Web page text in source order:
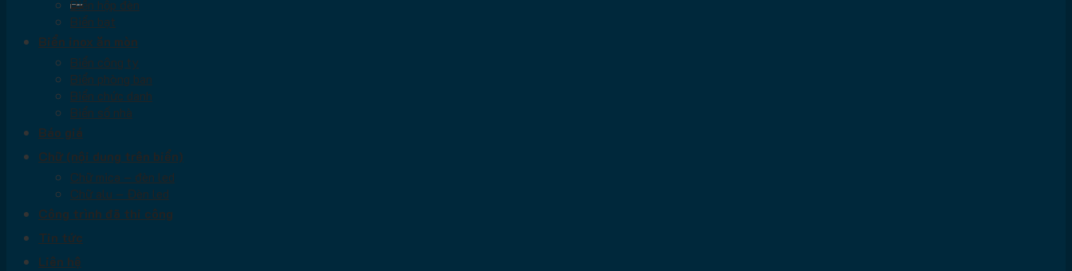
Biển hộp đèn
Biển bạt
Biển inox ăn mòn
Biển công ty
Biển phòng ban
Biển chức danh
Biển số nhà
Báo giá
Chữ (nội dung trên biển)
Chữ mica – đèn led
Chữ alu – Đèn led
Công trình đã thi công
Tin tức
Liên hệ